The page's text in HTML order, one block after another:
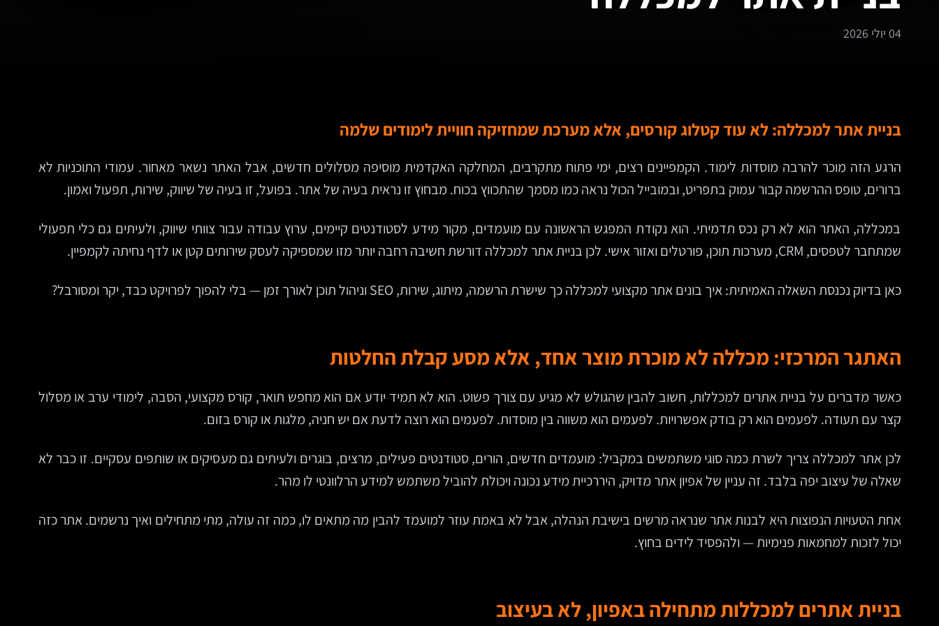
04 יולי 2026
בניית אתר למכללה: לא עוד קטלוג קורסים, אלא מערכת שמחזיקה חוויית לימודים שלמה
הרגע הזה מוכר להרבה מוסדות לימוד. הקמפיינים רצים, ימי פתוח מתקרבים, המחלקה האקדמית מוסיפה מסלולים חדשים, אבל האתר נשאר מאחור. עמודי התוכניות לא
ברורים, טופס ההרשמה קבור עמוק בתפריט, ובמובייל הכול נראה כמו מסמך שהתכווץ בכוח. מבחוץ זו נראית בעיה של אתר. בפועל, זו בעיה של שיווק, שירות, תפעול ואמון.
במכללה, האתר הוא לא רק נכס תדמיתי. הוא נקודת המפגש הראשונה עם מועמדים, מקור מידע לסטודנטים קיימים, ערוץ עבודה עבור צוותי שיווק, ולעיתים גם כלי תפעולי
שמתחבר לטפסים, CRM, מערכות תוכן, פורטלים ואזור אישי. לכן בניית אתר למכללה דורשת חשיבה רחבה יותר מזו שמספיקה לעסק שירותים קטן או לדף נחיתה לקמפיין.
כאן בדיוק נכנסת השאלה האמיתית: איך בונים אתר מקצועי למכללה כך שישרת הרשמה, מיתוג, שירות, SEO וניהול תוכן לאורך זמן — בלי להפוך לפרויקט כבד, יקר ומסורבל?
האתגר המרכזי: מכללה לא מוכרת מוצר אחד, אלא מסע קבלת החלטות
כאשר מדברים על בניית אתרים למכללות, חשוב להבין שהגולש לא מגיע עם צורך פשוט. הוא לא תמיד יודע אם הוא מחפש תואר, קורס מקצועי, הסבה, לימודי ערב או מסלול
קצר עם תעודה. לפעמים הוא רק בודק אפשרויות. לפעמים הוא משווה בין מוסדות. לפעמים הוא רוצה לדעת אם יש חניה, מלגות או קורס בזום.
לכן אתר למכללה צריך לשרת כמה סוגי משתמשים במקביל: מועמדים חדשים, הורים, סטודנטים פעילים, מרצים, בוגרים ולעיתים גם מעסיקים או שותפים עסקיים. זו כבר לא
שאלה של עיצוב יפה בלבד. זה עניין של אפיון אתר מדויק, היררכיית מידע נכונה ויכולת להוביל משתמש למידע הרלוונטי לו מהר.
אחת הטעויות הנפוצות היא לבנות אתר שנראה מרשים בישיבת הנהלה, אבל לא באמת עוזר למועמד להבין מה מתאים לו, כמה זה עולה, מתי מתחילים ואיך נרשמים. אתר כזה
יכול לזכות למחמאות פנימיות — ולהפסיד לידים בחוץ.
בניית אתרים למכללות מתחילה באפיון, לא בעיצוב